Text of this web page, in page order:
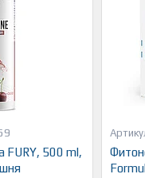
FURY, 500 ml,